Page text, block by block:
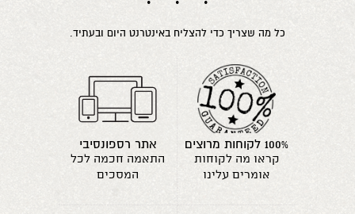
כל מה שצריך כדי להצליח באינטרנט היום ובעתיד.
100% לקוחות מרוצים
קראו מה לקוחות
אומרים עלינו
אתר רספונסיבי
התאמה חכמה לכל
המסכים